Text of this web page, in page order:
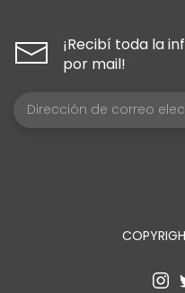
¡Recibí toda la
por mail!